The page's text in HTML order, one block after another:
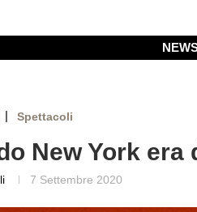
| Spettacoli
New York era
7 Settembre 2020